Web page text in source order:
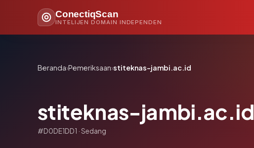
ConectiqScan
INTELIJEN DOMAIN INDEPENDEN
Beranda›Pemeriksaan›stiteknas-jambi.ac.id
stiteknas-jambi.ac.id
#D0DE1DD1 · Sedang